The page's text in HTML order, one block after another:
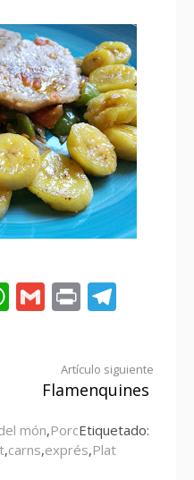
WhatsApp
Gmail
Print
Artículo siguiente
Flamenquines
món,PorcEtiquetado:
,carns,exprés,Plat